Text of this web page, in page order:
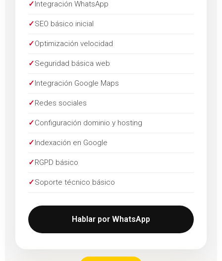
✓Integración WhatsApp
✓SEO básico inicial
✓Optimización velocidad
✓Seguridad básica web
✓Integración Google Maps
✓Redes sociales
✓Configuración dominio y hosting
✓Indexación en Google
✓RGPD básico
✓Soporte técnico básico
Hablar por WhatsApp